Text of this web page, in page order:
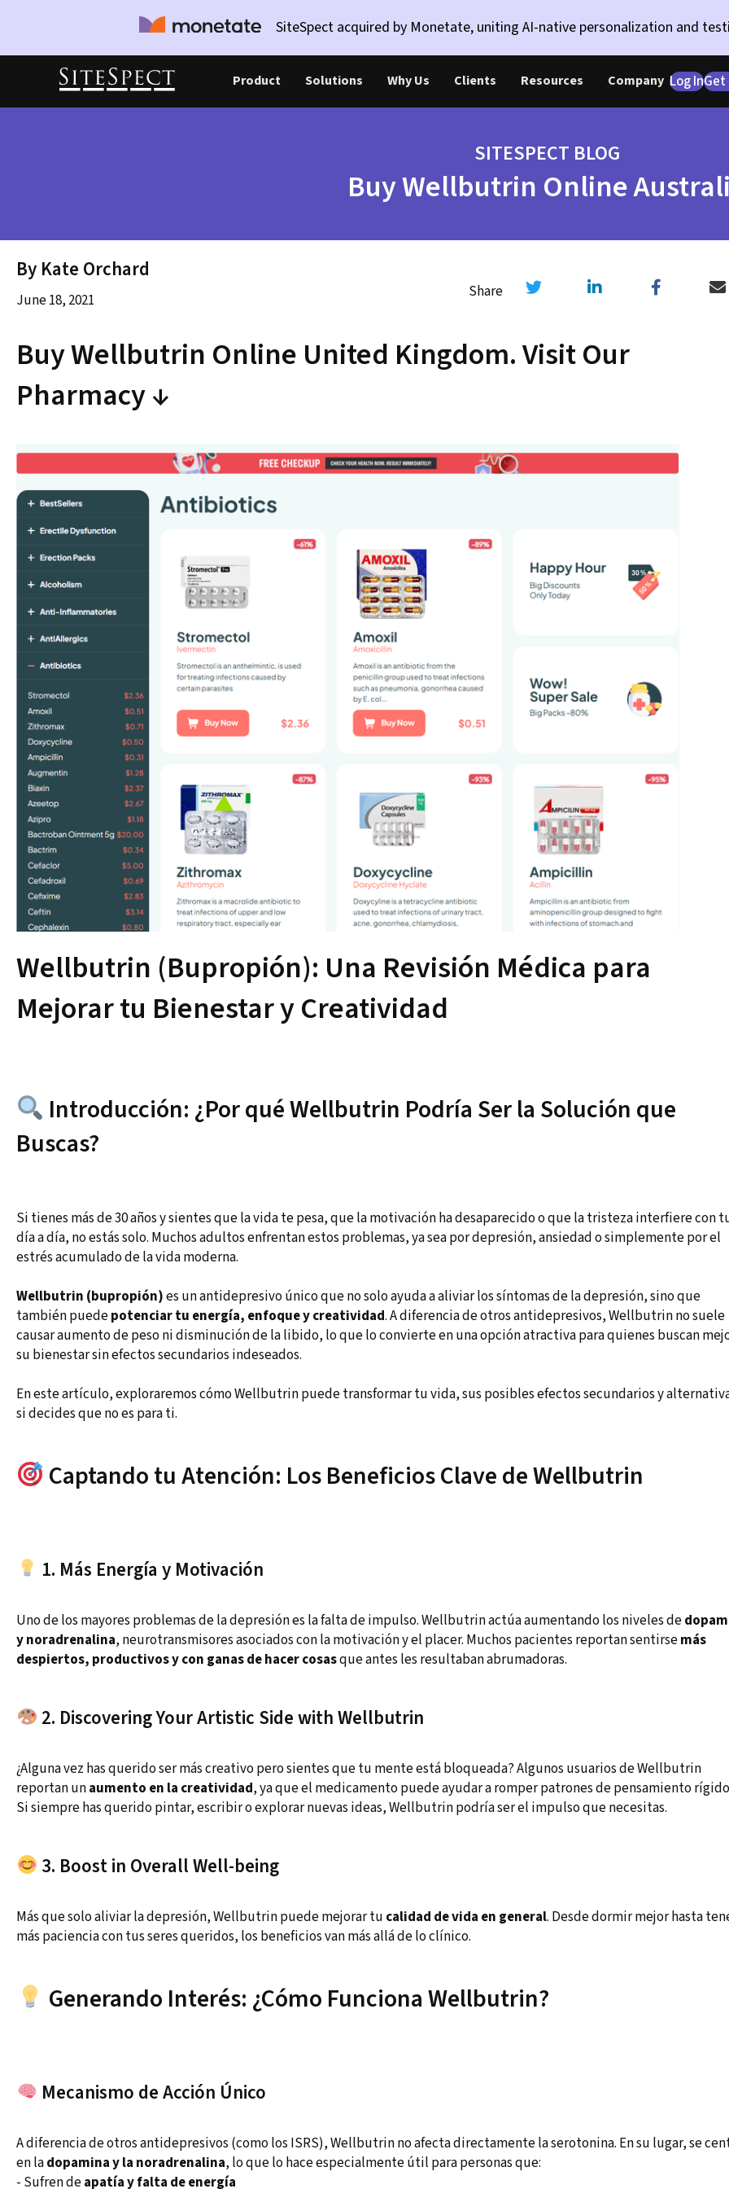
SiteSpect acquired by Monetate, uniting AI-native personalization and
Product Solutions Why Us Clients Resources Company Log InGet
SITESPECT BLOG
Buy Wellbutrin Online
By Kate Orchard
June 18, 2021 Share
Buy Wellbutrin Online United Kingdom. Visit Our
Pharmacy ↓
Wellbutrin (Bupropión): Una Revisión Médica para
Mejorar tu Bienestar y Creatividad
Introducción: ¿Por qué Wellbutrin Podría Ser la Solución que
Buscas?
Si tienes más de 30 años y sientes que la vida te pesa, que la motivación ha desaparecido o que la tristeza interfiere con
día a día, no estás solo. Muchos adultos enfrentan estos problemas, ya sea por depresión, ansiedad o simplemente por el
estrés acumulado de la vida moderna.
Wellbutrin (bupropión)es un antidepresivo único que no solo ayuda a aliviar los síntomas de la depresión, sino que
también puedepotenciar tu energía, enfoque y creatividad. A diferencia de otros antidepresivos, Wellbutrin no suele
causar aumento de peso ni disminución de la libido, lo que lo convierte en una opción atractiva para quienes buscan
su bienestar sin efectos secundarios indeseados.
En este artículo, exploraremos cómo Wellbutrin puede transformar tu vida, sus posibles efectos secundarios y
si decides que no es para ti.
Captando tu Atención: Los Beneficios Clave de Wellbutrin
1. Más Energía y Motivación
Uno de los mayores problemas de la depresión es la falta de impulso. Wellbutrin actúa aumentando los niveles de
y noradrenalina, neurotransmisores asociados con la motivación y el placer. Muchos pacientes reportan sentirsemás
despiertos, productivos y con ganas de hacer cosasque antes les resultaban abrumadoras.
2. Discovering Your Artistic Side with Wellbutrin
¿Alguna vez has querido ser más creativo pero sientes que tu mente está bloqueada? Algunos usuarios de Wellbutrin
reportan unaumento en la creatividad, ya que el medicamento puede ayudar a romper patrones de pensamiento
Si siempre has querido pintar, escribir o explorar nuevas ideas, Wellbutrin podría ser el impulso que necesitas.
3. Boost in Overall Well-being
Más que solo aliviar la depresión, Wellbutrin puede mejorar tu calidad de vida en general. Desde dormir mejor hasta
más paciencia con tus seres queridos, los beneficios van más allá de lo clínico.
Generando Interés: ¿Cómo Funciona Wellbutrin?
Mecanismo de Acción Único
A diferencia de otros antidepresivos (como los ISRS), Wellbutrin no afecta directamente la serotonina. En su lugar, se
en ladopamina y la noradrenalina, lo que lo hace especialmente útil para personas que:
- Sufren deapatía y falta de energía